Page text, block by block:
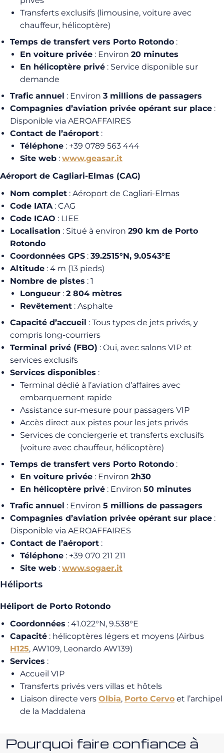
Transferts exclusifs (limousine, voiture avec
chauffeur, hélicoptère)
Temps de transfert vers Porto Rotondo :
En voiture privée : Environ 20 minutes
En hélicoptère privé : Service disponible sur
demande
Trafic annuel : Environ 3 millions de passagers
Compagnies d’aviation privée opérant sur place :
Disponible via AEROAFFAIRES
Contact de l’aéroport :
Téléphone : +39 0789 563 444
Site web : www.geasar.it
Aéroport de Cagliari-Elmas (CAG)
Nom complet : Aéroport de Cagliari-Elmas
Code IATA: CAG
Code ICAO : LIEE
Localisation : Situé à environ 290 km de Porto
Rotondo
Coordonnées GPS : 39.2515°N, 9.0543°E
Altitude : 4 m (13 pieds)
Nombre de pistes : 1
Longueur : 2 804 mètres
Revêtement : Asphalte
Capacité d’accueil : Tous types de jets privés, y
compris long-courriers
Terminal privé (FBO) : Oui, avec salons VIP et
services exclusifs
Services disponibles :
Terminal dédié à l’aviation d’affaires avec
embarquement rapide
Assistance sur-mesure pour passagers VIP
Accès direct aux pistes pour les jets privés
Services de conciergerie et transferts exclusifs
(voiture avec chauffeur, hélicoptère)
Temps de transfert vers Porto Rotondo :
En voiture privée : Environ 2h30
En hélicoptère privé : Environ 50 minutes
Trafic annuel : Environ 5 millions de passagers
Compagnies d’aviation privée opérant sur place :
Disponible via AEROAFFAIRES
Contact de l’aéroport :
Téléphone : +39 070 211 211
Site web : www.sogaer.it
Héliports
Héliport de Porto Rotondo
Coordonnées : 41.022°N, 9.538°E
Capacité : hélicoptères légers et moyens (Airbus
H125, AW109, Leonardo AW139)
Services :
Accueil VIP
Transferts privés vers villas et hôtels
Liaison directe vers Olbia, Porto Cervo et l’archipel
de la Maddalena
Pourquoi faire confiance à